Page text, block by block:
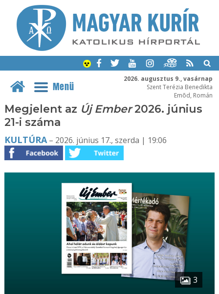
2026. augusztus 9., vasárnap
Szent Terézia Benedikta
Emõd, Román
Menü
Megjelent az Új Ember2026. június
21-i száma
KULTÚRA– 2026. június 17., szerda | 19:06
3